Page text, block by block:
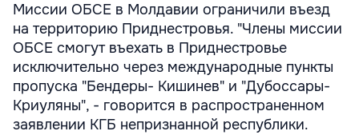
Миссии ОБСЕ в Молдавии ограничили въезд
на территорию Приднестровья. "Члены миссии
ОБСЕ смогут въехать в Приднестровье
исключительно через международные пункты
пропуска "Бендеры- Кишинев" и "Дубоссары-
Криуляны", - говорится в распространенном
заявлении КГБ непризнанной республики.